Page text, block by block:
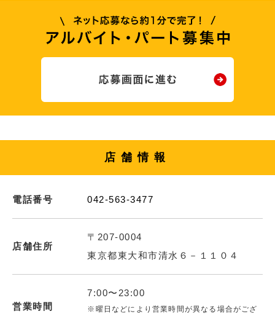
店舗情報
電話番号 042-563-3477
店舗住所
〒207-0004
東京都東大和市清水６－１１０４
営業時間
7:00〜23:00
※曜日などにより営業時間が異なる場合がござ